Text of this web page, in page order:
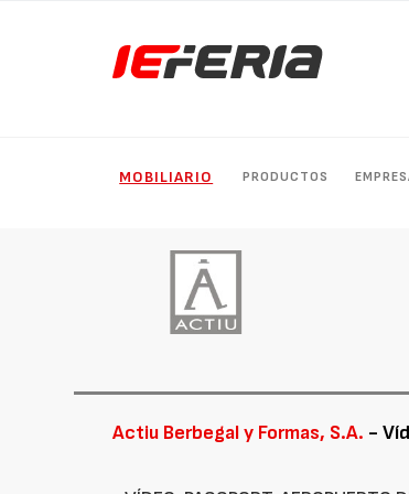
MOBILIARIO PRODUCTOS
Actiu Berbegal y Formas, S.A. -